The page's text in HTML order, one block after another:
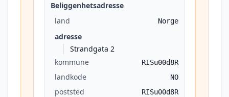
Beliggenhetsadresse
land
Norge
adresse
Strandgata 2
kommune
RISu00d8R
landkode NO
poststed RISu00d8R